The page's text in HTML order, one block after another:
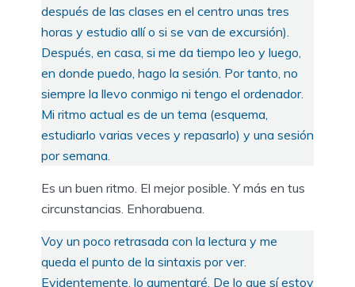
después de las clases en el centro unas tres
horas y estudio allí o si se van de excursión).
Después, en casa, si me da tiempo leo y luego,
en donde puedo, hago la sesión. Por tanto, no
siempre la llevo conmigo ni tengo el ordenador.
Mi ritmo actual es de un tema (esquema,
estudiarlo varias veces y repasarlo) y una sesión
por semana.
Es un buen ritmo. El mejor posible. Y más en tus
circunstancias. Enhorabuena.
Voy un poco retrasada con la lectura y me
queda el punto de la sintaxis por ver.
Evidentemente, lo aumentaré. De lo que sí estoy